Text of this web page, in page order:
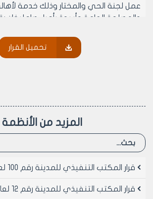
عمل لجنة الحي والمختار وذلك خدمة
-وعلى موافقة أعضائه (بالإجماع) في
مجلس المدينة حيث تتضمن ملكية مجلس
المدينة لهذه الغرفة.
في مجلس المدينة.
مادة 2- ينشر هذا القرار في لوحة
تحميل القرار
المزيد من الأنظمة
قرار المكتب التنفيذي للمدينة رقم 100 لعام 2021
قرار المكتب التنفيذي للمدينة رقم 12 لعام 2021